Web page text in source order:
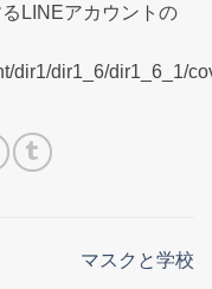
LINEアカウントの
dir1/dir1_6/dir1_6_1/
マスクと学校